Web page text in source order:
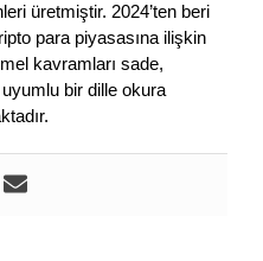
üretmiştir. 2024’ten beri
para piyasasına ilişkin
kavramları sade,
bir dille okura